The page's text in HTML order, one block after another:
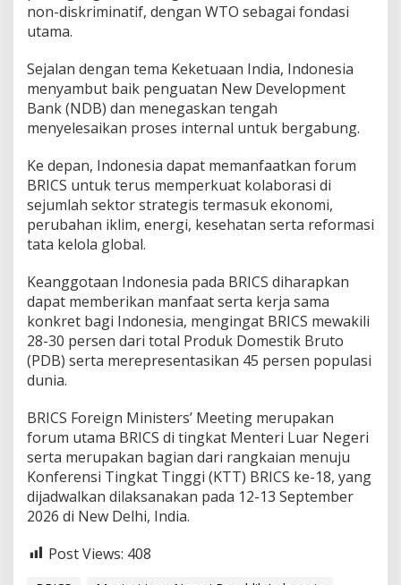
non-diskriminatif, dengan WTO sebagai fondasi
utama.
Sejalan dengan tema Keketuaan India, Indonesia
menyambut baik penguatan New Development
Bank (NDB) dan menegaskan tengah
menyelesaikan proses internal untuk bergabung.
Ke depan, Indonesia dapat memanfaatkan forum
BRICS untuk terus memperkuat kolaborasi di
sejumlah sektor strategis termasuk ekonomi,
perubahan iklim, energi, kesehatan serta reformasi
tata kelola global.
Keanggotaan Indonesia pada BRICS diharapkan
dapat memberikan manfaat serta kerja sama
konkret bagi Indonesia, mengingat BRICS mewakili
28-30 persen dari total Produk Domestik Bruto
(PDB) serta merepresentasikan 45 persen populasi
dunia.
BRICS Foreign Ministers’ Meeting merupakan
forum utama BRICS di tingkat Menteri Luar Negeri
serta merupakan bagian dari rangkaian menuju
Konferensi Tingkat Tinggi (KTT) BRICS ke-18, yang
dijadwalkan dilaksanakan pada 12-13 September
2026 di New Delhi, India.
Post Views: 408